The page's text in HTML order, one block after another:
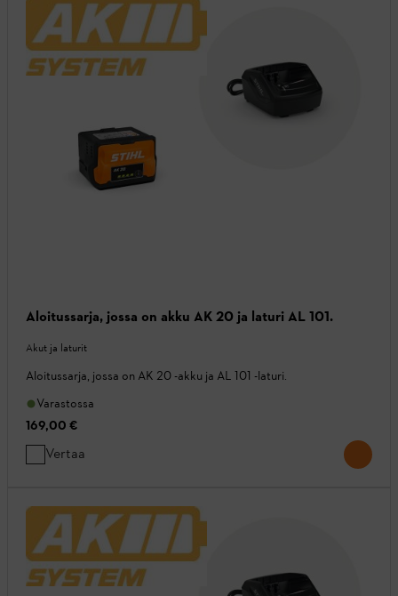
Aloitussarja, jossa on akku AK 20 ja laturi AL 101.
Akut ja laturit
Aloitussarja, jossa on AK 20 -akku ja AL 101 -laturi.
Varastossa
169,00 €
Vertaa